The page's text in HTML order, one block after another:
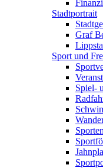
Stadtportrait
Graf
Sport und
Spiel-